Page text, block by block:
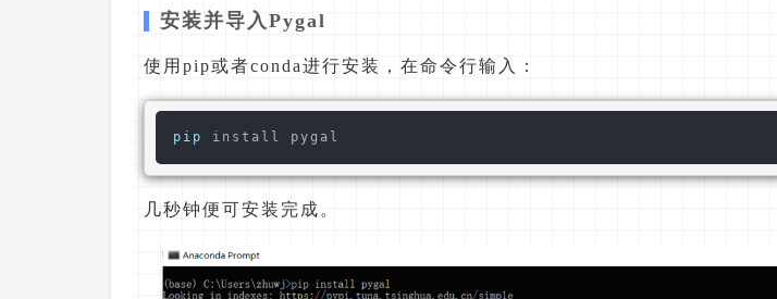
安装并导入Pygal
使用pip或者conda进行安装，在命令行输入：
pip
几秒钟便可安装完成。